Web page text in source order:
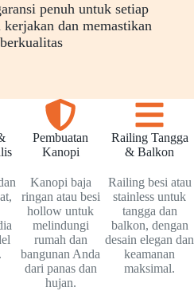
penuh untuk setiap
dan memastikan
Pembuatan
Kanopi
Kanopi baja
ringan atau besi
hollow untuk
melindungi
rumah dan
bangunan Anda
dari panas dan
hujan.
Railing Tangga
& Balkon
Railing besi atau
stainless untuk
tangga dan
balkon, dengan
desain elegan dan
keamanan
maksimal.